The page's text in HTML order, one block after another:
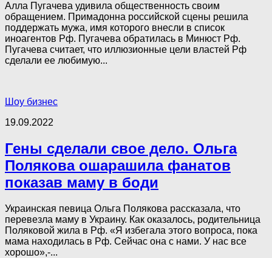
Алла Пугачева удивила общественность своим
обращением. Примадонна российской сцены решила
поддержать мужа, имя которого внесли в список
иноагентов Рф. Пугачева обратилась в Минюст Рф.
Пугачева считает, что иллюзионные цели властей Рф
сделали ее любимую...
Шоу бизнес
19.09.2022
Гены сделали свое дело. Ольга
Полякова ошарашила фанатов
показав маму в боди
Украинская певица Ольга Полякова рассказала, что
перевезла маму в Украину. Как оказалось, родительница
Поляковой жила в Рф. «Я избегала этого вопроса, пока
мама находилась в Рф. Сейчас она с нами. У нас все
хорошо»,-...